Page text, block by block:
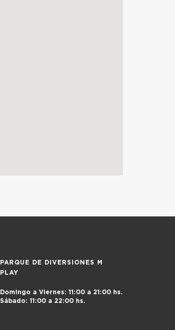
PARQUE DE DIVERSIONES M
PLAY
Domingo a Viernes: 11:00 a 21:00 hs.
Sábado: 11:00 a 22:00 hs.